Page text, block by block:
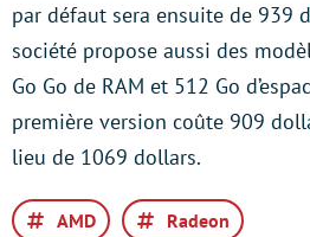
par défaut sera ensuite de 939
société propose aussi des
Go Go de RAM et 512 Go
première version coûte 909
lieu de 1069 dollars.
AMD Radeon